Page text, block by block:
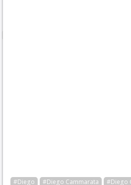
#Diego #Diego Cammarata #Diego